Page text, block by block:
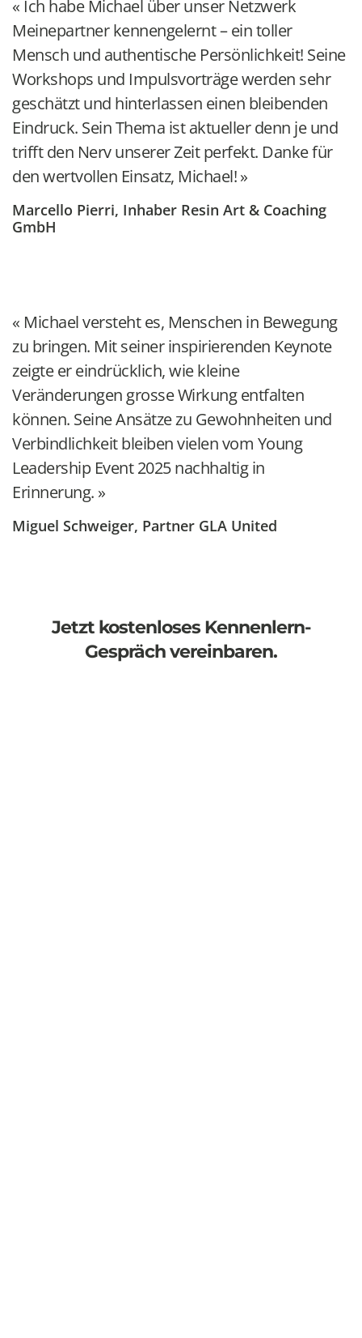
Ich habe Michael über unser Netzwerk
Meinepartner kennengelernt – ein toller
Mensch und authentische Persönlichkeit! Seine
Workshops und Impulsvorträge werden sehr
geschätzt und hinterlassen einen bleibenden
Eindruck. Sein Thema ist aktueller denn je und
trifft den Nerv unserer Zeit perfekt. Danke für
den wertvollen Einsatz, Michael!
Marcello Pierri, Inhaber Resin Art & Coaching
GmbH
Michael versteht es, Menschen in Bewegung
zu bringen. Mit seiner inspirierenden Keynote
zeigte er eindrücklich, wie kleine
Veränderungen grosse Wirkung entfalten
können. Seine Ansätze zu Gewohnheiten und
Verbindlichkeit bleiben vielen vom Young
Leadership Event 2025 nachhaltig in
Erinnerung.
Miguel Schweiger, Partner GLA United
Jetzt kostenloses Kennenlern-
Gespräch vereinbaren.